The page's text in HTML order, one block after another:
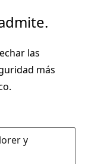
las
más
y